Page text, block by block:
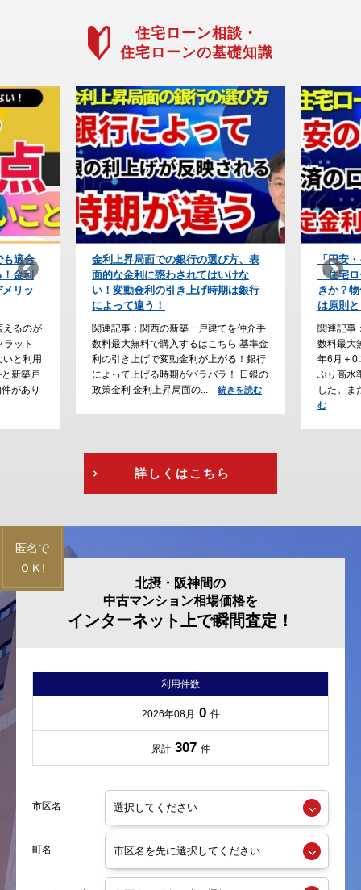
住宅ローン相談・
住宅ローンの基礎知識
方、表
けな
銀行
仲介手
基準金
！銀行
日銀の
を読む
「円安・インフレ時代」の防衛策！
「住宅ローンの予算」をどう組むべ
きか？物価が上がり続けると利上げ
は原則として永遠に続く
関連記事：関西の新築一戸建てを仲介手
数料最大無料で購入するはこちら 2026
年6月＋0.25％の利上げが確定し、31年
ぶり高水準の政策金利（１％）となりま
した。また、2026年6月、フ... 続きを読
【住宅
上が条
会社の
なぜ？
関連記事
数料最大
ーン審査
勤続年数
る傾向が
行...
詳しくはこちら
北摂・阪神間の
中古マンション相場価格を
インターネット上で瞬間査定！
利用件数
2026年08月 0 件
累計 307 件
市区名
町名